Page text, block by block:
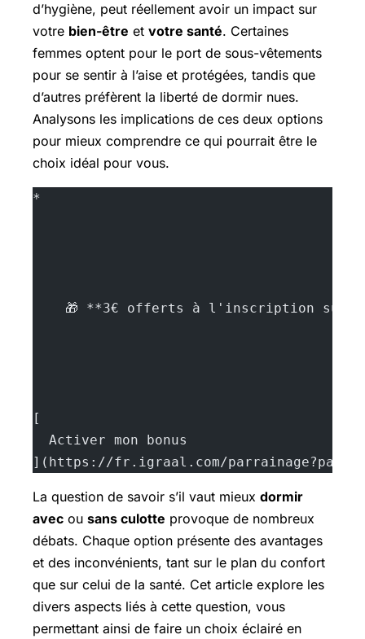
d’hygiène, peut réellement avoir un impact sur
votre bien-être et votre santé. Certaines
femmes optent pour le port de sous-vêtements
pour se sentir à l’aise et protégées, tandis que
d’autres préfèrent la liberté de dormir nues.
Analysons les implications de ces deux options
pour mieux comprendre ce qui pourrait être le
choix idéal pour vous.
*
🎁 **3€ offerts à l'inscription sur
[
  Activer mon bonus
](https://fr.igraal.com/
La question de savoir s’il vaut mieux dormir
avec ou sans culotte provoque de nombreux
débats. Chaque option présente des avantages
et des inconvénients, tant sur le plan du confort
que sur celui de la santé. Cet article explore les
divers aspects liés à cette question, vous
permettant ainsi de faire un choix éclairé en